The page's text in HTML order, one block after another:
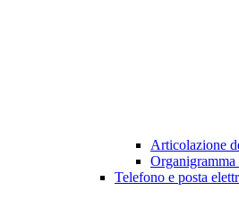
Articolazione
Organigramma
Telefono e posta